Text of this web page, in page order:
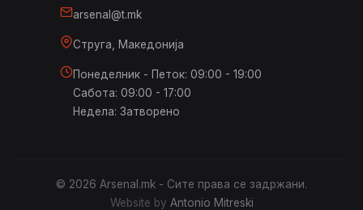
arsenal@t.mk
Струга, Македонија
Понеделник - Петок: 09:00 - 19:00
Сабота: 09:00 - 17:00
Недела: Затворено
© 2026 Arsenal.mk - Сите права се задржани.
Website by Antonio Mitreski